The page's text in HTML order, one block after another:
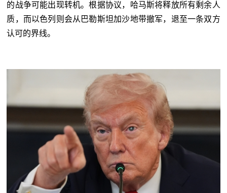
的战争可能出现转机。根据协议，哈马斯将释放所有剩余人
质，而以色列则会从巴勒斯坦加沙地带撤军，退至一条双方
认可的界线。